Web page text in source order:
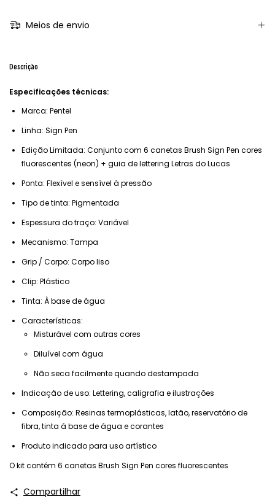
Meios de envio
Descrição
Especificações técnicas:
Marca: Pentel
Linha: Sign Pen
Edição Limitada: Conjunto com 6 canetas Brush Sign Pen cores
fluorescentes (neon) + guia de lettering Letras do Lucas
Ponta: Flexível e sensível à pressão
Tipo de tinta: Pigmentada
Espessura do traço: Variável
Mecanismo: Tampa
Grip / Corpo: Corpo liso
Clip: Plástico
Tinta: À base de água
Características:
Misturável com outras cores
Diluível com água
Não seca facilmente quando destampada
Indicação de uso: Lettering, caligrafia e ilustrações
Composição: Resinas termoplásticas, latão, reservatório de
fibra, tinta á base de água e corantes
Produto indicado para uso artístico
O kit contém 6 canetas Brush Sign Pen cores fluorescentes
Compartilhar